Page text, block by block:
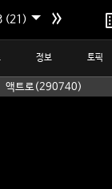
(21)
정보 토픽
액트로(290740)